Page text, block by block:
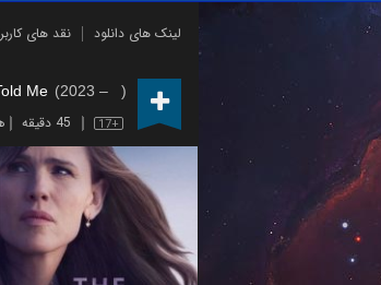
لینک های دانلود نقد های
Me (2023 – )
17+ 45 دقیقه